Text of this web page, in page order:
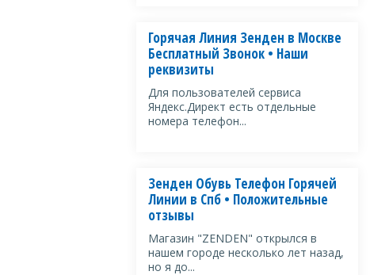
Горячая Линия Зенден в Москве
Бесплатный Звонок • Наши
реквизиты
Для пользователей сервиса
Яндекс.Директ есть отдельные
номера телефон...
Зенден Обувь Телефон Горячей
Линии в Спб • Положительные
отзывы
Магазин "ZENDEN" открылся в
нашем городе несколько лет назад,
но я до...